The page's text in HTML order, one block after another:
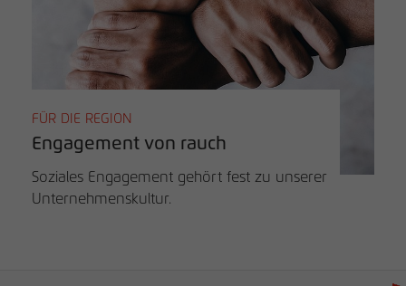
FÜR DIE REGION
Engagement von rauch
Soziales Engagement gehört fest zu unserer
Unternehmenskultur.